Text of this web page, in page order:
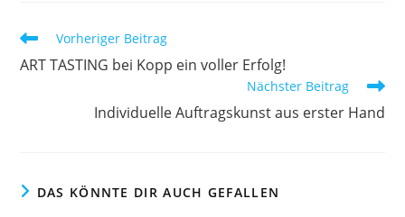
Vorheriger Beitrag
ART TASTING bei Kopp ein voller Erfolg!
Nächster Beitrag
Individuelle Auftragskunst aus erster Hand
DAS KÖNNTE DIR AUCH GEFALLEN